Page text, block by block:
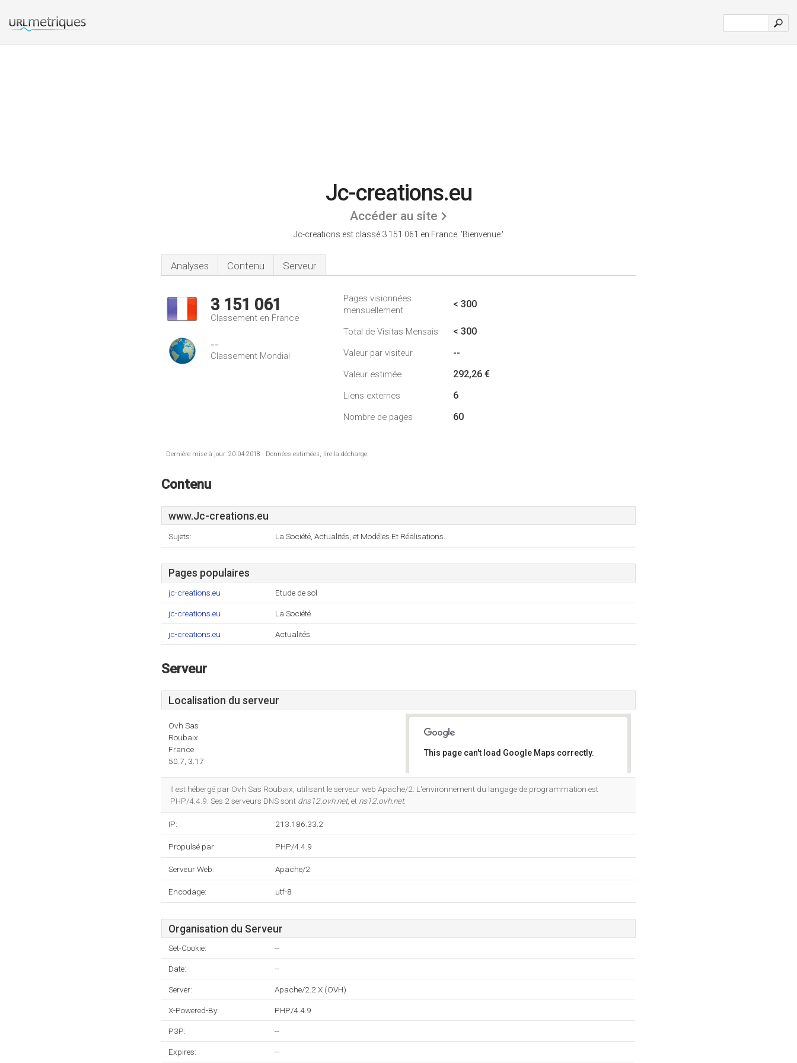
Jc-creations.eu
Accéder au site
Jc-creations est classé 3 151 061 en France. 'Bienvenue.'
Analyses Contenu Serveur
3 151 061
Classement en France
--
Classement Mondial
Pages visionnées
mensuellement
< 300
Total de Visitas Mensais < 300
Valeur par visiteur --
Valeur estimée 292,26 €
Liens externes 6
Nombre de pages 60
Dernière mise à jour: 20-04-2018 . Données estimées, lire la décharge.
Contenu
www.Jc-creations.eu
Sujets: La Société, Actualités, et Modéles Et Réalisations.
Pages populaires
jc-creations.eu Etude de sol
jc-creations.eu La Société
jc-creations.eu Actualités
Serveur
Localisation du serveur
Ovh Sas
Roubaix
France
50.7, 3.17
This page can't load Google Maps correctly.
Il est hébergé par Ovh Sas Roubaix, utilisant le serveur web Apache/2. L'environnement du langage de programmation est
PHP/4.4.9. Ses 2 serveurs DNS sont dns12.ovh.net, et ns12.ovh.net.
IP: 213.186.33.2
Propulsé par: PHP/4.4.9
Serveur Web: Apache/2
Encodage: utf-8
Organisation du Serveur
Set-Cookie: --
Date: --
Server: Apache/2.2.X (OVH)
X-Powered-By: PHP/4.4.9
P3P: --
Expires: --